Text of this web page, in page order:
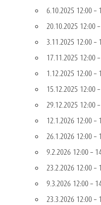
6.10.2025 12:00–
20.10.2025 12:00–
3.11.2025 12:00–
17.11.2025 12:00–
1.12.2025 12:00–
15.12.2025 12:00–
29.12.2025 12:00–
12.1.2026 12:00–
26.1.2026 12:00–
9.2.2026 12:00–
23.2.2026 12:00–
9.3.2026 12:00–
23.3.2026 12:00–